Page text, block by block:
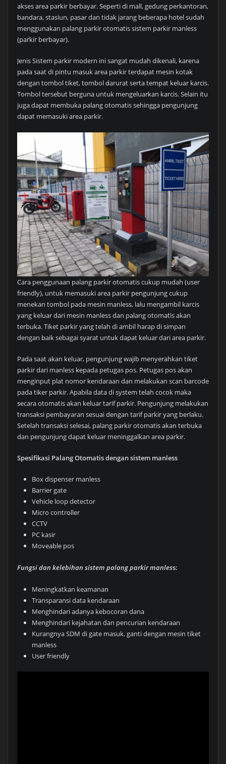
akses area parkir berbayar. Seperti di mall, gedung perkantoran,
bandara, stasiun, pasar dan tidak jarang beberapa hotel sudah
menggunakan palang parkir otomatis sistem parkir manless
(parkir berbayar).
Jenis Sistem parkir modern ini sangat mudah dikenali, karena
pada saat di pintu masuk area parkir terdapat mesin kotak
dengan tombol tiket, tombol darurat serta tempat keluar karcis.
Tombol tersebut berguna untuk mengeluarkan karcis. Selain itu
juga dapat membuka palang otomatis sehingga pengunjung
dapat memasuki area parkir.
Cara penggunaan palang parkir otomatis cukup mudah (user
friendly), untuk memasuki area parkir pengunjung cukup
menekan tombol pada mesin manless, lalu mengambil karcis
yang keluar dari mesin manless dan palang otomatis akan
terbuka. Tiket parkir yang telah di ambil harap di simpan
dengan baik sebagai syarat untuk dapat keluar dari area parkir.
Pada saat akan keluar, pengunjung wajib menyerahkan tiket
parkir dari manless kepada petugas pos. Petugas pos akan
menginput plat nomor kendaraan dan melakukan scan barcode
pada tiker parkir. Apabila data di system telah cocok maka
secara otomatis akan keluar tarif parkir. Pengunjung melakukan
transaksi pembayaran sesuai dengan tarif parkir yang berlaku.
Setelah transaksi selesai, palang parkir otomatis akan terbuka
dan pengunjung dapat keluar meninggalkan area parkir.
Spesifikasi Palang Otomatis dengan sistem manless
Box dispenser manless
Barrier gate
Vehicle loop detector
Micro controller
CCTV
PC kasir
Moveable pos
Fungsi dan kelebihan sistem palang parkir manless:
Meningkatkan keamanan
Transparansi data kendaraan
Menghindari adanya kebocoran dana
Menghindari kejahatan dan pencurian kendaraan
Kurangnya SDM di gate masuk, ganti dengan mesin tiket
manless
User friendly